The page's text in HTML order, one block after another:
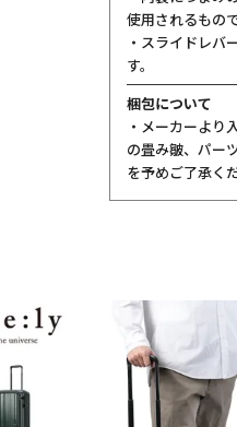
使用されるもので
・スライドレバ
す。
梱包について
・メーカーより
の畳み皺、パー
を予めご了承く